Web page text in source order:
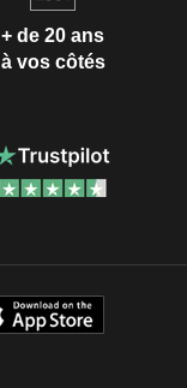
+ de 20 ans
à vos côtés